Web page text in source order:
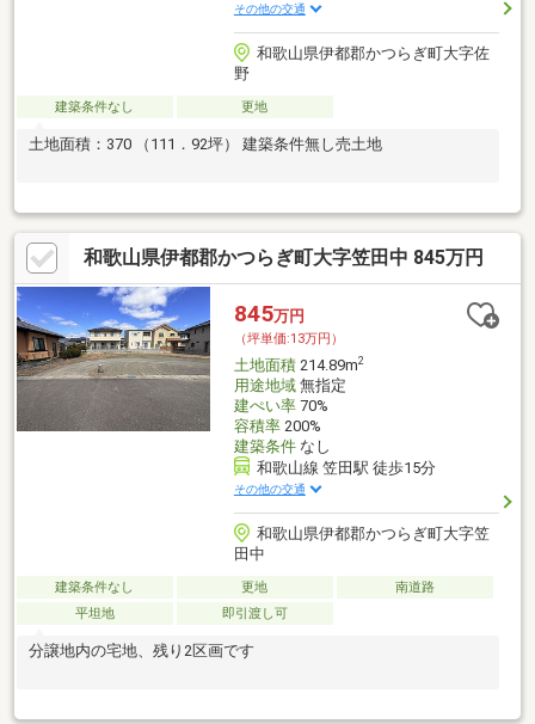
その他の交通
和歌山県伊都郡かつらぎ町大字佐
野
建築条件なし 更地
土地面積：370 （111．92坪） 建築条件無し売土地
和歌山県伊都郡かつらぎ町大字笠田中 845万円
845万円
（坪単価:13万円）
土地面積214.89m2
用途地域無指定
建ぺい率70%
容積率200%
建築条件なし
和歌山線 笠田駅 徒歩15分
その他の交通
和歌山県伊都郡かつらぎ町大字笠
田中
建築条件なし 更地
南道路
平坦地
即引渡し可
分譲地内の宅地、残り2区画です